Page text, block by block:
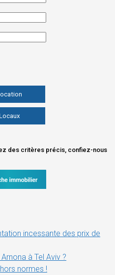
des critères précis, confiez-nous
incessante des prix de
à Tel Aviv ?
normes !